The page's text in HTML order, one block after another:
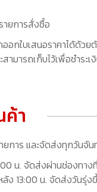
ยการสั่งซื้อ
อกใบเสนอราคาได้ด้วย
สามารถเก็บไว้เพื่อชำระ
า
การ และจัดส่งทุกวันจั
น. จัดส่งผ่านช่องทาง
ง 13:00 น. จัดส่งวันรุ่ง